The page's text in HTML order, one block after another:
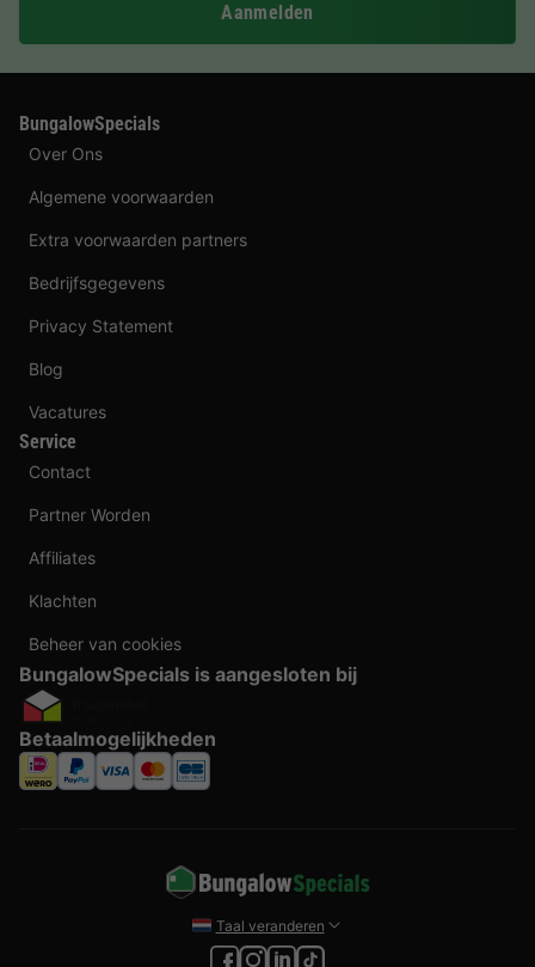
Aanmelden
BungalowSpecials
Over Ons
Algemene voorwaarden
Extra voorwaarden partners
Bedrijfsgegevens
Privacy Statement
Blog
Vacatures
Service
Contact
Partner Worden
Affiliates
Klachten
Beheer van cookies
BungalowSpecials is aangesloten bij
Betaalmogelijkheden
Taal veranderen